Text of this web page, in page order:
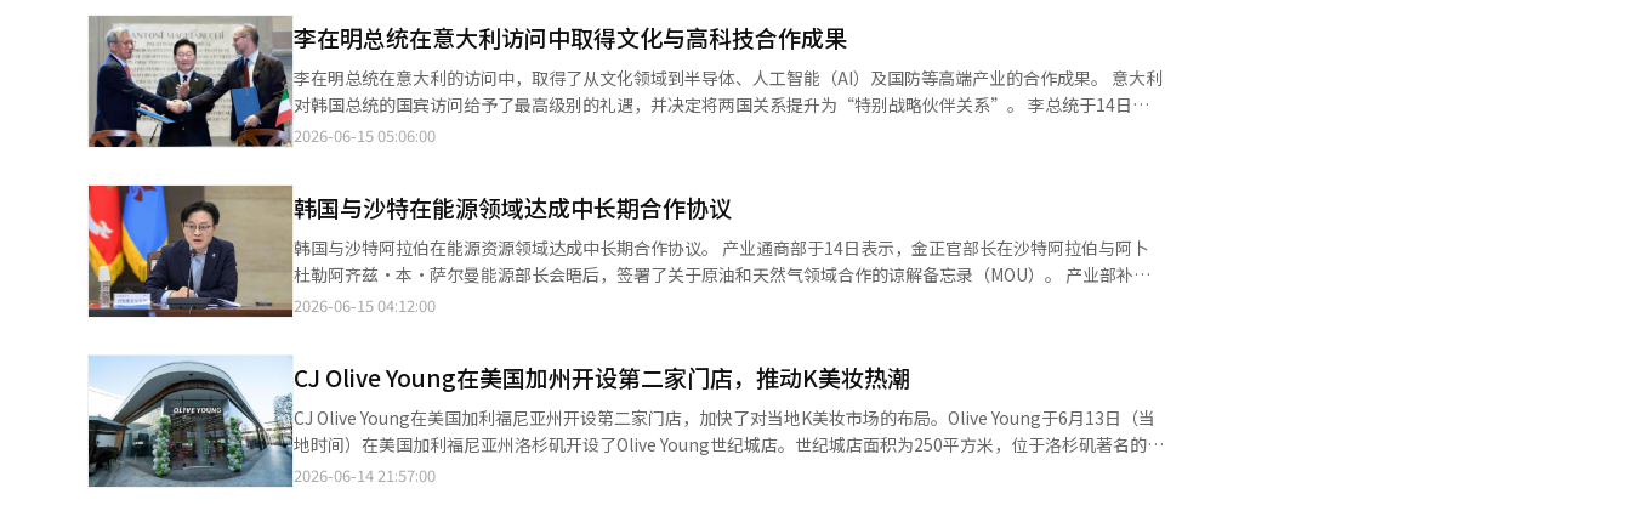
第一次官、国务协调室长、经济副总理兼企划财政部长，并担任大邱达成郡国会议员。他被评为经济政策专家，此次
器人研发校园作为核心承诺，承诺进行产业结构的重大转变。此外，他还表示将通过AI基础的市民参与平台和AX促进
基金等措施，推动产业和行政的AI转型。
通常会导致国家债务减少或地方财政转移支付和地方教育财政转移支付的增加。相反，如果将其作为单独的基金或国
富基金的资金使用，虽然增长投资的潜力会扩大，但可能与现有的财政分配体系发生冲突。 尤其是如果未来应对基金
和国富基金同时推进，可能会导致政策效率降低的担忧也被提出。因为在类似项目中，可能会出现多个资金的重复投
入或投资对象选择过程的重叠。如果这两个制度各自拥有独立的决策体系，项目选择标准和绩效评估方式可能会不
同，从而导致责任不明确。 关于超额税收本身的性质也存在争议。超额税收的性质是一次性资金，受经济形势和企业
转移支付和教育转移支付，如果规模过大，可能会导致效率低下。”他指出：“与其考虑建立何种形式的机构，更重
要的是超额税收将如何以及多大程度上被有效利用。”※ 本报道经人工智能（AI）系统翻译与编辑。
性，尤其是在发电区域与电力需求区域距离日益增加的情况下。 此次工程将应用被评为世界最大输电容量的
525kV·90度级HVDC电缆。LS电线不仅独立开发了国家核心技术500kV级HVDC电缆并实现国内首次商业化，还完成
了高容量产品的商业化。 电力行业普遍认为，东海岸发电电力向首都圈输送的瓶颈问题频繁出现，扩展适合长距离大
容量传输的HVDC网络将成为未来电力供应稳定的重要课题。 LS电线在国内外HVDC项目中积累了丰富的经验。在国
内，已完成济州2·3连接项目和北唐津-高德1·2期工程。在海外，成功获得德国电网运营商Tennet推进的超高压电
的扩大、人工智能数据中心和高端产业投资的增加，电力需求快速增长，电网投资的重要性也日益凸显。 金亨元 LS
电线能源·施工事业本部部长表示：“HVDC项目直接关系到国家电网的稳定性，因此技术实力和在实际电网中验证
的商业化经验都至关重要。我们将基于国内外主要HVDC项目的实施经验，积极参与西海岸能源高速公路项目。”※
本报道经人工智能（AI）系统翻译与编辑。
李在明总统在意大利访问中取得文化与高科技合作成果
李在明总统在意大利的访问中，取得了从文化领域到半导体、人工智能（AI）及国防等高端产业的合作成果。 意大利
对韩国总统的国宾访问给予了最高级别的礼遇，并决定将两国关系提升为“特别战略伙伴关系”。 李总统于14日在
社交媒体平台X（前身为推特）上表示，他在托斯卡纳大区首府佛罗伦萨的乌菲兹美术馆感受到了“高尚文化的力
欧洲，他选择了非首都罗马的城市进行访问，符合意大利国宾访问的惯例。意大利总统塞尔吉奥·马塔雷拉在2023年
访问韩国时曾参观过板门店和合川海印寺，而前总统金大中在2000年3月访问意大利时则访问了米兰。 李总统当日下
午出席了在梵蒂冈圣保罗大教堂举行的“和平与团结特别弥撒”，并发表了纪念演讲。他在演讲中阐明了在国际形势
急剧变化的背景下，韩国对和平与团结的决心，并请求教廷的支持。李总统于13日与国立中央博物馆和佛罗伦萨乌菲
兹美术馆达成了关于展品交流等相互合作的意向。双方签署了关于“博物馆项目及服务领域合作的谅解备忘录
著名的美术馆，馆内藏有桑德罗·波提切利的《维纳斯的诞生》和列奥纳多·达·芬奇的《天使报喜》等众多文艺复
兴时期的杰作。在此之前，李总统还会见了托斯卡纳州州长尤金尼奥·扎尼，并特别要求关注海外侨胞的便利与安
全。李总统评价道：“托斯卡纳是文艺复兴的发源地，拥有世界著名的乌菲兹美术馆，自2003年以来通过佛罗伦萨韩
国电影节向欧洲和世界展示了韩国电影的艺术性和作品性。”他表示：“希望此次访问促成的韩意‘电影共同制作协
议’能够基于两国优秀的制作能力，制作出更多优秀作品。”李总统还呼吁持续关注和支持佛罗伦萨韩国电影节，使
2026-06-15 05:06:00
韩国与沙特在能源领域达成中长期合作协议
韩国与沙特阿拉伯在能源资源领域达成中长期合作协议。 产业通商部于14日表示，金正官部长在沙特阿拉伯与阿卜
杜勒阿齐兹·本·萨尔曼能源部长会晤后，签署了关于原油和天然气领域合作的谅解备忘录（MOU）。 产业部补充
道，双方具体将在以下领域进行合作：原油储备、输油管道基础设施开发、利用人工智能（AI）和数字化转型推动能
油的供需情况。当时双方达成共识，确保协商的供应量在年底前不出现问题。 此外，金部长还与沙特投资部部长法哈
德·阿尔赛夫和工业矿产资源部部长班达尔·阿尔科拉耶夫会晤，检查了韩国企业在当地的项目实施情况。 金部长关
注到现代汽车与沙特主权财富基金（PIF）合资的整车工厂项目，以及中东地区最大规模的HD韩国造船海洋与阿美石
油合资造船厂IMI项目的进展，并请求沙特政府给予积极支持。 特别是，双方将关注沙特的矿产资源、韩国的技术实
力和矿产需求，推动从开采到冶炼加工、再到高端产业开发的全周期合作。 金部长表示：“在全球供应链不稳定的情
2026-06-15 04:12:00
CJ Olive Young在美国加州开设第二家门店，推动K美妆热潮
CJ Olive Young在美国加利福尼亚州开设第二家门店，加快了对当地K美妆市场的布局。Olive Young于6月13日（当
地时间）在美国加利福尼亚州洛杉矶开设了Olive Young世纪城店。世纪城店面积为250平方米，位于洛杉矶著名的综
合购物中心西田世纪城，距离美国西部富人区贝弗利山庄和奢侈购物街罗迪欧大道仅需5至10分钟车程。该店周边10
2026-06-14 21:57:00